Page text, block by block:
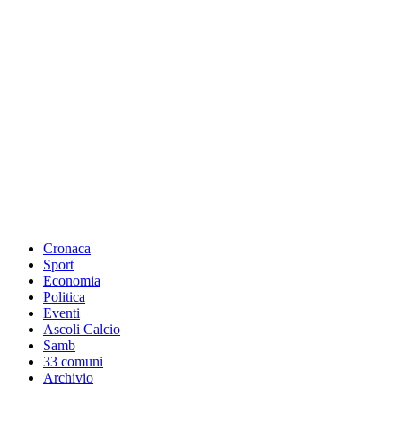
Cronaca
Sport
Economia
Politica
Eventi
Ascoli Calcio
Samb
33 comuni
Archivio